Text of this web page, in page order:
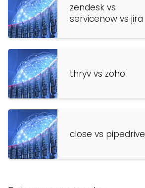
zendesk vs
servicenow vs jira
thryv vs zoho
close vs pipedrive